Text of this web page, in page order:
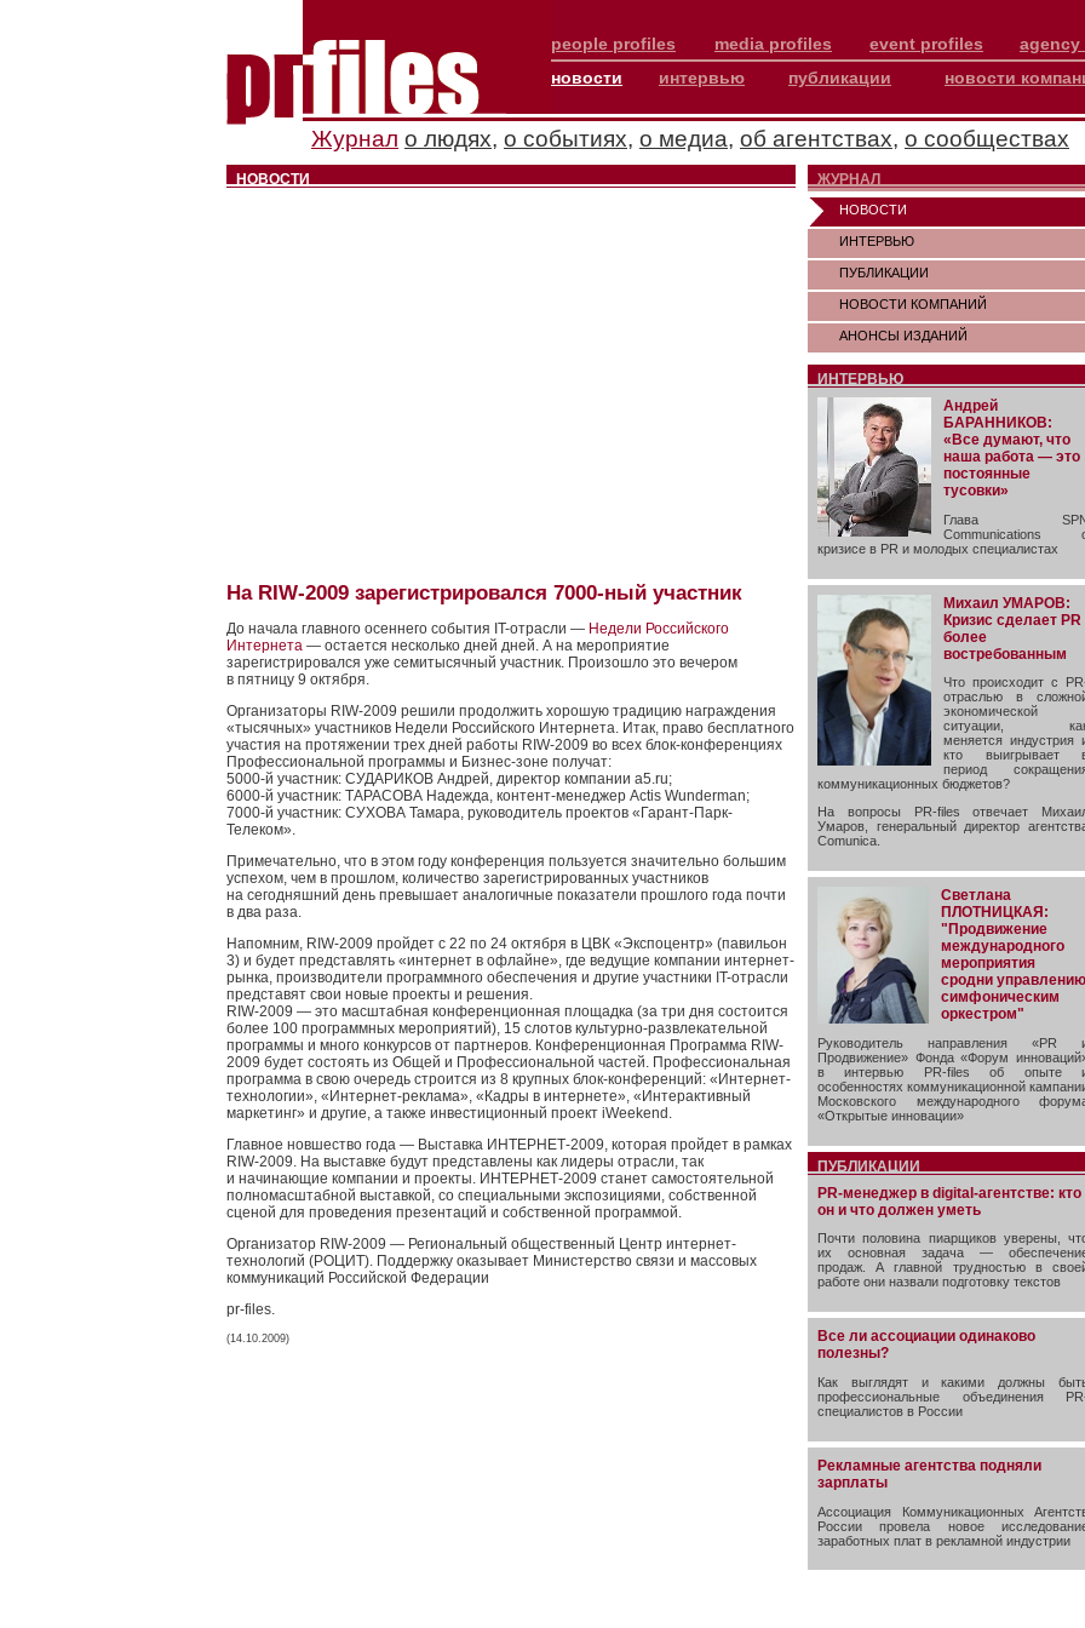
people profiles media profiles event profiles agency
новости
интервью публикации новости
Журнал о людях, о событиях, о медиа, об агентствах, о сообществах
НОВОСТИ
На RIW-2009 зарегистрировался 7000-ный участник
До начала главного осеннего события IT-отрасли — Недели Российского
Интернета — остается несколько дней дней. А на мероприятие
зарегистрировался уже семитысячный участник. Произошло это вечером
в пятницу 9 октября.
Организаторы RIW-2009 решили продолжить хорошую традицию награждения
«тысячных» участников Недели Российского Интернета. Итак, право бесплатного
участия на протяжении трех дней работы RIW-2009 во всех блок-конференциях
Профессиональной программы и Бизнес-зоне получат:
5000-й участник: СУДАРИКОВ Андрей, директор компании a5.ru;
6000-й участник: ТАРАСОВА Надежда, контент-менеджер Actis Wunderman;
7000-й участник: СУХОВА Тамара, руководитель проектов «Гарант-Парк-
Телеком».
Примечательно, что в этом году конференция пользуется значительно большим
успехом, чем в прошлом, количество зарегистрированных участников
на сегодняшний день превышает аналогичные показатели прошлого года почти
в два раза.
Напомним, RIW-2009 пройдет с 22 по 24 октября в ЦВК «Экспоцентр» (павильон
3) и будет представлять «интернет в офлайне», где ведущие компании интернет-
рынка, производители программного обеспечения и другие участники IT-отрасли
представят свои новые проекты и решения.
RIW-2009 — это масштабная конференционная площадка (за три дня состоится
более 100 программных мероприятий), 15 слотов культурно-развлекательной
программы и много конкурсов от партнеров. Конференционная Программа RIW-
2009 будет состоять из Общей и Профессиональной частей. Профессиональная
программа в свою очередь строится из 8 крупных блок-конференций: «Интернет-
технологии», «Интернет-реклама», «Кадры в интернете», «Интерактивный
маркетинг» и другие, а также инвестиционный проект iWeekend.
Главное новшество года — Выставка ИНТЕРНЕТ-2009, которая пройдет в рамках
RIW-2009. На выставке будут представлены как лидеры отрасли, так
и начинающие компании и проекты. ИНТЕРНЕТ-2009 станет самостоятельной
полномасштабной выставкой, со специальными экспозициями, собственной
сценой для проведения презентаций и собственной программой.
Организатор RIW-2009 — Региональный общественный Центр интернет-
технологий (РОЦИТ). Поддержку оказывает Министерство связи и массовых
коммуникаций Российской Федерации
pr-files.
(14.10.2009)
ЖУРНАЛ
НОВОСТИ
ИНТЕРВЬЮ
ПУБЛИКАЦИИ
НОВОСТИ КОМПАНИЙ
АНОНСЫ ИЗДАНИЙ
ИНТЕРВЬЮ
Андрей
БАРАННИКОВ:
«Все думают, что
наша работа — это
постоянные
тусовки»
Глава
Communications
кризисе в PR и молодых специалистах
Михаил УМАРОВ:
Кризис сделает PR
более
востребованным
Что происходит с
отраслью в
экономической
ситуации,
меняется индустрия
кто выигрывает
период
коммуникационных бюджетов?
На вопросы PR-files отвечает
Умаров, генеральный директор
Comunica.
Светлана
ПЛОТНИЦКАЯ:
"Продвижение
международного
мероприятия
сродни управлению
симфоническим
оркестром"
Руководитель направления «PR
Продвижение» Фонда «Форум
в интервью PR-files об опыте
особенностях коммуникационной
Московского международного
«Открытые инновации»
ПУБЛИКАЦИИ
PR-менеджер в digital-агентстве: кто
он и что должен уметь
Почти половина пиарщиков уверены,
их основная задача —
продаж. А главной трудностью в
работе они назвали подготовку текстов
Все ли ассоциации одинаково
полезны?
Как выглядят и какими должны
профессиональные объединения
специалистов в России
Рекламные агентства подняли
зарплаты
Ассоциация Коммуникационных
России провела новое
заработных плат в рекламной индустрии